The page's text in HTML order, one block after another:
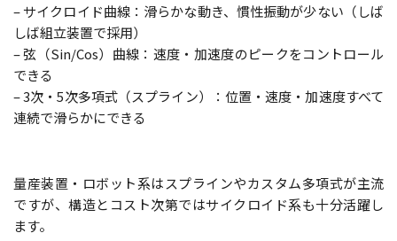
– サイクロイド曲線：滑らかな動き、慣性振動が少ない（しば
しば組立装置で採用）
– 弦（Sin/Cos）曲線：速度・加速度のピークをコントロール
できる
– 3次・5次多項式（スプライン）：位置・速度・加速度すべて
連続で滑らかにできる
量産装置・ロボット系はスプラインやカスタム多項式が主流
ですが、構造とコスト次第ではサイクロイド系も十分活躍し
ます。